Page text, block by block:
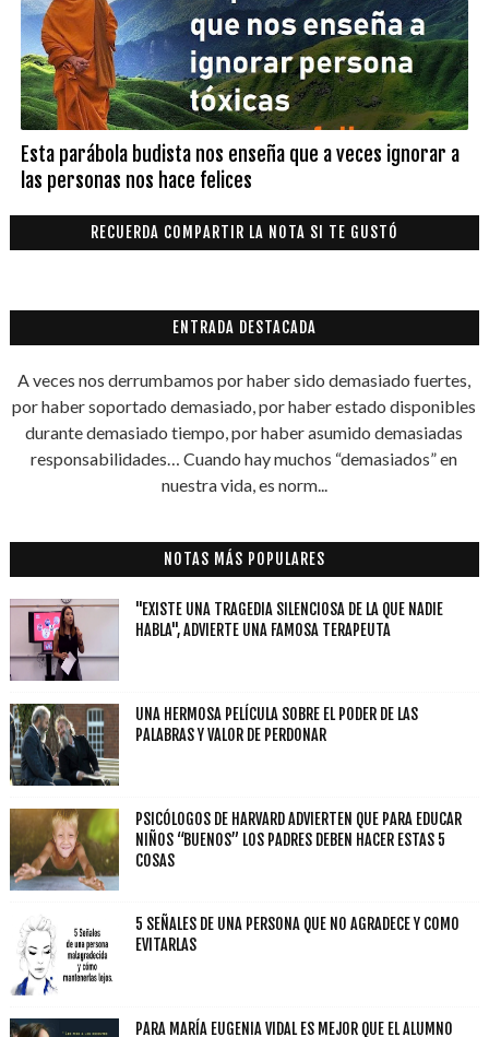
Esta parábola budista nos enseña que a veces ignorar a
las personas nos hace felices
RECUERDA COMPARTIR LA NOTA SI TE GUSTÓ
ENTRADA DESTACADA
A veces nos derrumbamos por haber sido demasiado fuertes,
por haber soportado demasiado, por haber estado disponibles
durante demasiado tiempo, por haber asumido demasiadas
responsabilidades… Cuando hay muchos “demasiados” en
nuestra vida, es norm...
NOTAS MÁS POPULARES
"EXISTE UNA TRAGEDIA SILENCIOSA DE LA QUE NADIE
HABLA", ADVIERTE UNA FAMOSA TERAPEUTA
UNA HERMOSA PELÍCULA SOBRE EL PODER DE LAS
PALABRAS Y VALOR DE PERDONAR
PSICÓLOGOS DE HARVARD ADVIERTEN QUE PARA EDUCAR
NIÑOS “BUENOS” LOS PADRES DEBEN HACER ESTAS 5
COSAS
5 SEÑALES DE UNA PERSONA QUE NO AGRADECE Y COMO
EVITARLAS
PARA MARÍA EUGENIA VIDAL ES MEJOR QUE EL ALUMNO